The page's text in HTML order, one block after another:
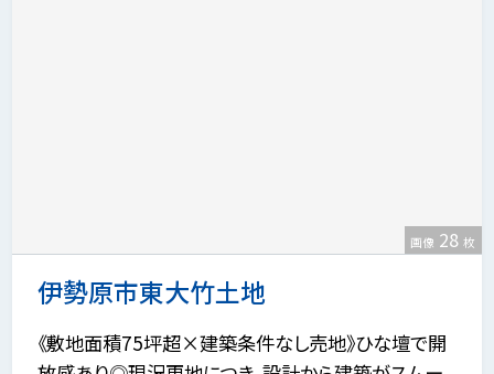
伊勢原市東大竹土地
画像 28 枚
《敷地面積75坪超×建築条件なし売地》ひな壇で開